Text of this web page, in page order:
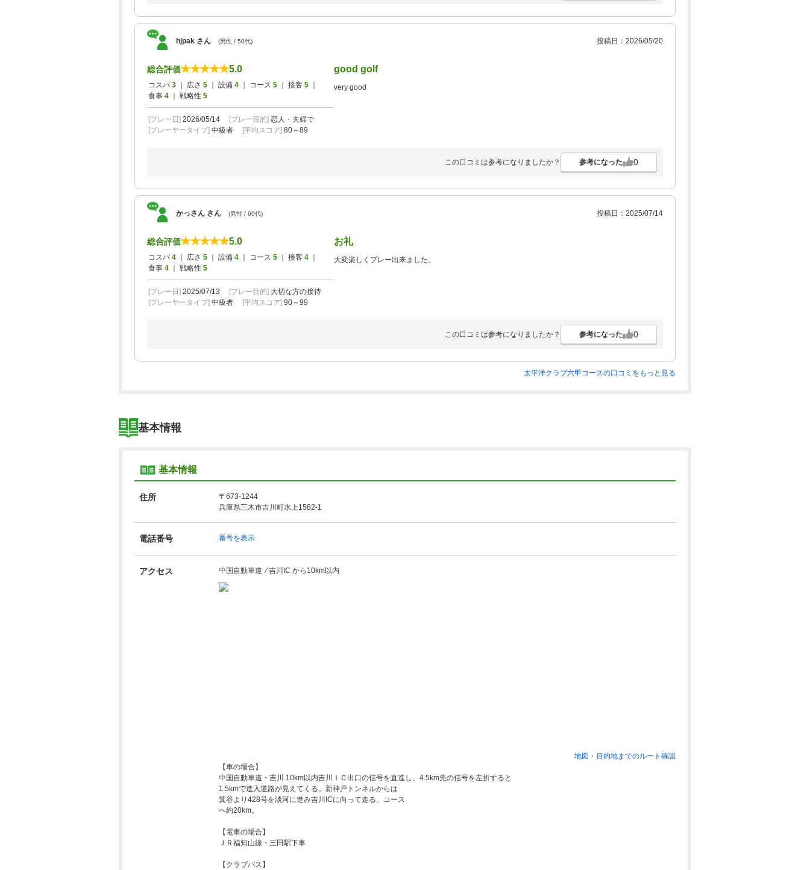
hjpak さん (男性 / 50代) 投稿日：2026/05/20
総合評価 5.0
コスパ 3 ｜ 広さ 5 ｜ 設備 4 ｜ コース 5 ｜ 接客 5
食事 4 ｜ 戦略性 5
[プレー日] 2026/05/14 [プレー目的] 恋人・夫婦で
[プレーヤータイプ] 中級者 [平均スコア] 80～89
good golf
very good
この口コミは参考になりましたか？ 参考になった 0
かっさん さん (男性 / 60代) 投稿日：2025/07/14
総合評価 5.0
コスパ 4 ｜ 広さ 5 ｜ 設備 4 ｜ コース 5 ｜ 接客 4
食事 4 ｜ 戦略性 5
[プレー日] 2025/07/13 [プレー目的] 大切な方の接待
[プレーヤータイプ] 中級者 [平均スコア] 90～99
お礼
大変楽しくプレー出来ました。
この口コミは参考になりましたか？ 参考になった 0
太平洋クラブ六甲コースの口コミをもっと見る
基本情報
基本情報
住所
〒673-1244
兵庫県三木市吉川町水上1582-1
電話番号 番号を表示
アクセス 中国自動車道 ⁄ 吉川IC から10km以内
地図・目的地までのルート確認
【車の場合】
中国自動車道・吉川 10km以内吉川ＩＣ出口の信号を直進し、4.5km先の信号を左折すると
1.5kmで進入道路が見えてくる。新神戸トンネルからは
箕谷より428号を淡河に進み吉川ICに向って走る。コース
へ約20km。
【電車の場合】
ＪＲ福知山線・三田駅下車
【クラブバス】